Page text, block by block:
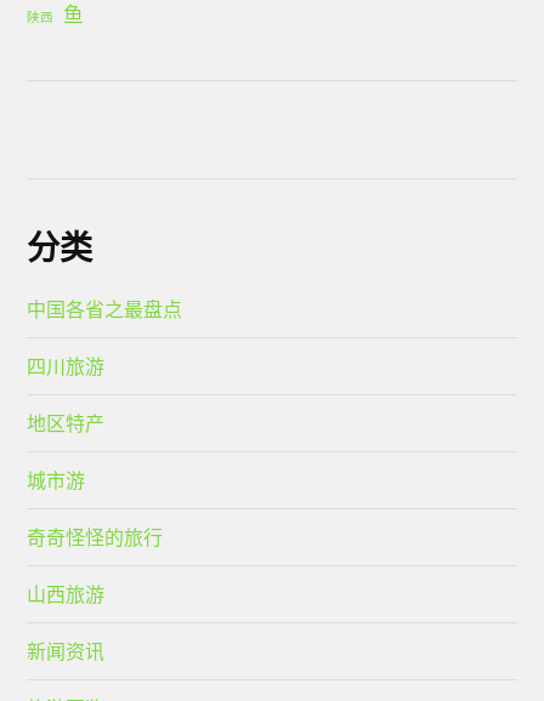
陕西 鱼
分类
中国各省之最盘点
四川旅游
地区特产
城市游
奇奇怪怪的旅行
山西旅游
新闻资讯